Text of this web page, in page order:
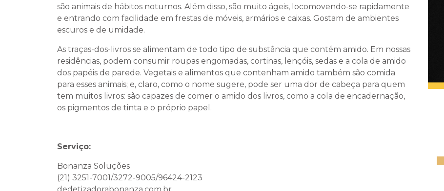
são animais de hábitos noturnos. Além disso, são muito ágeis, locomovendo-se rapidamente
e entrando com facilidade em frestas de móveis, armários e caixas. Gostam de ambientes
escuros e de umidade.
As traças-dos-livros se alimentam de todo tipo de substância que contém amido. Em nossas
residências, podem consumir roupas engomadas, cortinas, lençóis, sedas e a cola de amido
dos papéis de parede. Vegetais e alimentos que contenham amido também são comida
para esses animais; e, claro, como o nome sugere, pode ser uma dor de cabeça para quem
tem muitos livros: são capazes de comer o amido dos livros, como a cola de encadernação,
os pigmentos de tinta e o próprio papel.
Serviço:
Bonanza Soluções
(21) 3251-7001/3272-9005/96424-2123